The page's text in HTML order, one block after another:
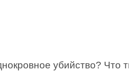
убийство? Что